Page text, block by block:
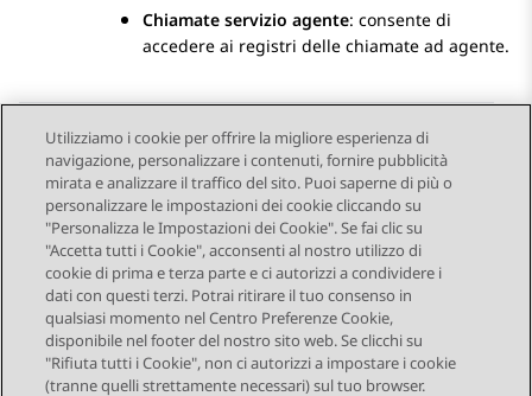
Chiamate servizio agente: consente di
accedere ai registri delle chiamate ad agente.
Send Feedback
Navigazione argomento
Argomento precedente Argomento successivo
STAY CONNECTED
Utilizziamo i cookie per offrire la migliore esperienza di
navigazione, personalizzare i contenuti, fornire pubblicità
mirata e analizzare il traffico del sito. Puoi saperne di più o
personalizzare le impostazioni dei cookie cliccando su
"Personalizza le Impostazioni dei Cookie". Se fai clic su
"Accetta tutti i Cookie", acconsenti al nostro utilizzo di
cookie di prima e terza parte e ci autorizzi a condividere i
dati con questi terzi. Potrai ritirare il tuo consenso in
qualsiasi momento nel Centro Preferenze Cookie,
disponibile nel footer del nostro sito web. Se clicchi su
"Rifiuta tutti i Cookie", non ci autorizzi a impostare i cookie
(tranne quelli strettamente necessari) sul tuo browser.